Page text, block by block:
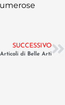
SUCCESSIVO
di Belle Arti